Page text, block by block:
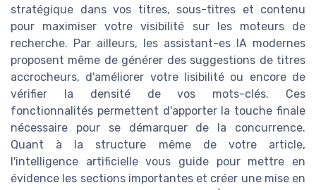
stratégique dans vos titres, sous-titres et contenu
pour maximiser votre visibilité sur les moteurs de
recherche. Par ailleurs, les assistant-es IA modernes
proposent même de générer des suggestions de titres
accrocheurs, d'améliorer votre lisibilité ou encore de
vérifier la densité de vos mots-clés. Ces
fonctionnalités permettent d'apporter la touche finale
nécessaire pour se démarquer de la concurrence.
Quant à la structure même de votre article,
l'intelligence artificielle vous guide pour mettre en
évidence les sections importantes et créer une mise en